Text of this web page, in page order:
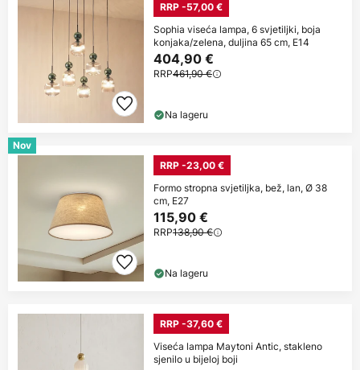
RRP -57,00 €
Sophia viseća lampa, 6 svjetiljki, boja
konjaka/zelena, duljina 65 cm, E14
404,90 €
RRP461,90 €
Na lageru
Nov
RRP -23,00 €
Formo stropna svjetiljka, bež, lan, Ø 38
cm, E27
115,90 €
RRP138,90 €
Na lageru
RRP -37,60 €
Viseća lampa Maytoni Antic, stakleno
sjenilo u bijeloj boji